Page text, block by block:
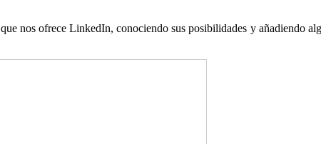
nos ofrece LinkedIn, conociendo sus posibilidades y añadiendo